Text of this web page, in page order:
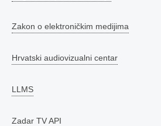
Zakon o elektroničkim medijima
Hrvatski audiovizualni centar
LLMS
Zadar TV API